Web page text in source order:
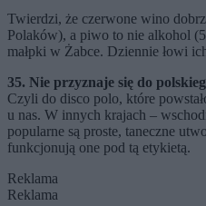
Twierdzi, że czerwone wino
Polaków), a piwo to nie alkohol
małpki w Żabce. Dziennie łowi
35. Nie przyznaje się do
Czyli do disco polo, które
u nas. W innych krajach –
popularne są proste, taneczne
funkcjonują one pod tą etykietą.
Reklama
Reklama